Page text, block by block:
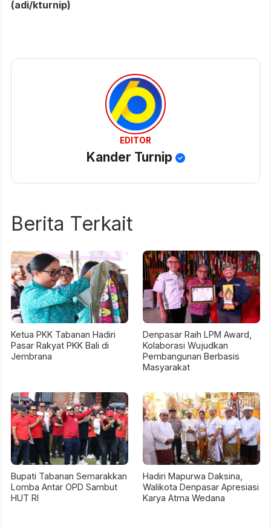
(adi/kturnip)
EDITOR
Kander Turnip
Berita Terkait
Ketua PKK Tabanan Hadiri
Pasar Rakyat PKK Bali di
Jembrana
Denpasar Raih LPM Award,
Kolaborasi Wujudkan
Pembangunan Berbasis
Masyarakat
Bupati Tabanan Semarakkan
Lomba Antar OPD Sambut
HUT RI
Hadiri Mapurwa Daksina,
Walikota Denpasar Apresiasi
Karya Atma Wedana